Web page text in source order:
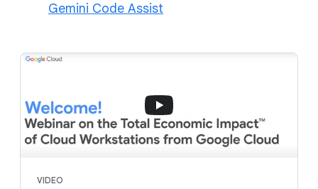
Gemini Code Assist
VIDEO